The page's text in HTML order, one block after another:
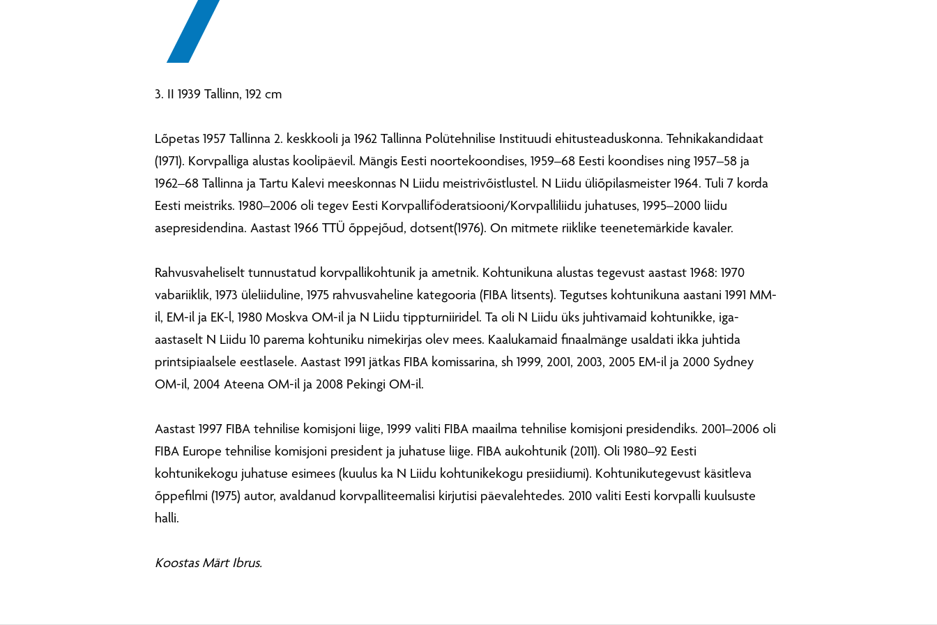
3. II 1939 Tallinn, 192 cm
Lõpetas 1957 Tallinna 2. keskkooli ja 1962 Tallinna Polütehnilise Instituudi ehitusteaduskonna. Tehnikakandidaat
(1971). Korvpalliga alustas koolipäevil. Mängis Eesti noortekoondises, 1959–68 Eesti koondises ning 1957–58 ja
1962–68 Tallinna ja Tartu Kalevi meeskonnas N Liidu meistrivõistlustel. N Liidu üliõpilasmeister 1964. Tuli 7 korda
Eesti meistriks. 1980–2006 oli tegev Eesti Korvpalliföderatsiooni/Korvpalliliidu juhatuses, 1995–2000 liidu
asepresidendina. Aastast 1966 TTÜ õppejõud, dotsent(1976). On mitmete riiklike teenetemärkide kavaler.
Rahvusvaheliselt tunnustatud korvpallikohtunik ja ametnik. Kohtunikuna alustas tegevust aastast 1968: 1970
vabariiklik, 1973 üleliiduline, 1975 rahvusvaheline kategooria (FIBA litsents). Tegutses kohtunikuna aastani 1991 MM-
il, EM-il ja EK-l, 1980 Moskva OM-il ja N Liidu tippturniiridel. Ta oli N Liidu üks juhtivamaid kohtunikke, iga-
aastaselt N Liidu 10 parema kohtuniku nimekirjas olev mees. Kaalukamaid finaalmänge usaldati ikka juhtida
printsipiaalsele eestlasele. Aastast 1991 jätkas FIBA komissarina, sh 1999, 2001, 2003, 2005 EM-il ja 2000 Sydney
OM-il, 2004 Ateena OM-il ja 2008 Pekingi OM-il.
Aastast 1997 FIBA tehnilise komisjoni liige, 1999 valiti FIBA maailma tehnilise komisjoni presidendiks. 2001–2006 oli
FIBA Europe tehnilise komisjoni president ja juhatuse liige. FIBA aukohtunik (2011). Oli 1980–92 Eesti
kohtunikekogu juhatuse esimees (kuulus ka N Liidu kohtunikekogu presiidiumi). Kohtunikutegevust käsitleva
õppefilmi (1975) autor, avaldanud korvpalliteemalisi kirjutisi päevalehtedes. 2010 valiti Eesti korvpalli kuulsuste
halli.
Koostas Märt Ibrus.